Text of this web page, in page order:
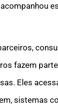
fazem
Eles
sistemas